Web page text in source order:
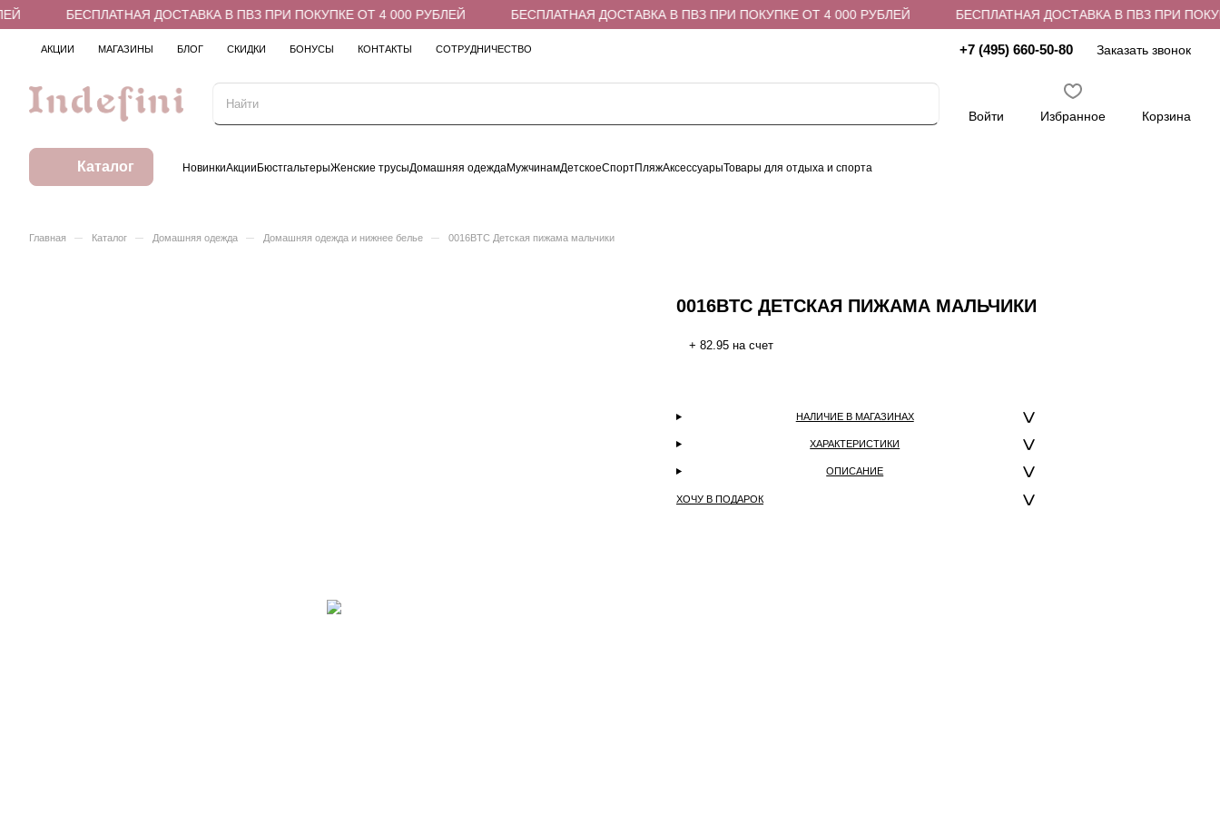
БЕСПЛАТНАЯ ДОСТАВКА В ПВЗ ПРИ ПОКУПКЕ ОТ 4 000 РУБЛЕЙ БЕСПЛАТНАЯ ДОСТАВКА В ПВЗ ПРИ ПОКУПКЕ ОТ 4 000 РУБЛЕЙ БЕСПЛАТНАЯ ДОСТАВКА В ПВЗ ПРИ
АКЦИИ МАГАЗИНЫ БЛОГ СКИДКИ БОНУСЫ КОНТАКТЫ СОТРУДНИЧЕСТВО +7 (495) 660-50-80 Заказать звонок
Войти Избранное Корзина
Каталог НовинкиАкцииБюстгальтерыЖенские трусыДомашняя одеждаМужчинамДетскоеСпортПляжАксессуарыТовары для отдыха и спорта
Главная – Каталог – Домашняя одежда – Домашняя одежда и нижнее белье – 0016BTC Детская пижама мальчики
0016BTC ДЕТСКАЯ ПИЖАМА МАЛЬЧИКИ
+ 82.95 на счет
НАЛИЧИЕ В МАГАЗИНАХ
ХАРАКТЕРИСТИКИ
ОПИСАНИЕ
ХОЧУ В ПОДАРОК